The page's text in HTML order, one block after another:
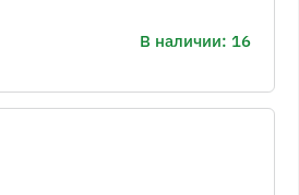
В наличии: 16